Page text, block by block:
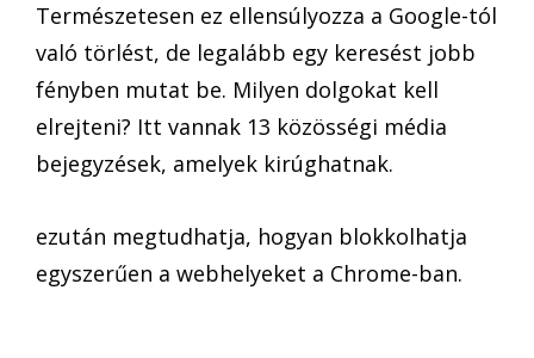
Természetesen ez ellensúlyozza a Google-tól
való törlést, de legalább egy keresést jobb
fényben mutat be. Milyen dolgokat kell
elrejteni? Itt vannak 13 közösségi média
bejegyzések, amelyek kirúghatnak.
ezután megtudhatja, hogyan blokkolhatja
egyszerűen a webhelyeket a Chrome-ban.